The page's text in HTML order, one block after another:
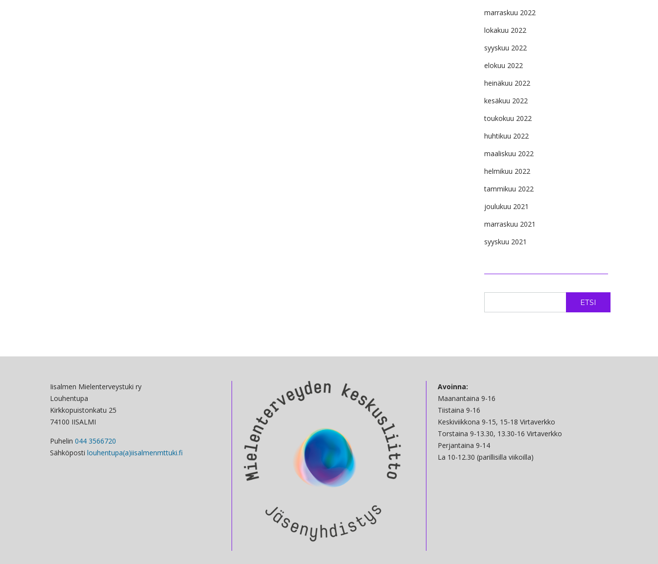
marraskuu 2022
lokakuu 2022
syyskuu 2022
elokuu 2022
heinäkuu 2022
kesäkuu 2022
toukokuu 2022
huhtikuu 2022
maaliskuu 2022
helmikuu 2022
tammikuu 2022
joulukuu 2021
marraskuu 2021
syyskuu 2021
ETSI
Iisalmen Mielenterveystuki ry
Louhentupa
Kirkkopuistonkatu 25
74100 IISALMI
Puhelin 044 3566720
Sähköposti louhentupa(a)iisalmenmttuki.fi
Avoinna:
Maanantaina 9-16
Tiistaina 9-16
Keskiviikkona 9-15, 15-18 Virtaverkko
Torstaina 9-13.30, 13.30-16 Virtaverkko
Perjantaina 9-14
La 10-12.30 (parillisilla viikoilla)